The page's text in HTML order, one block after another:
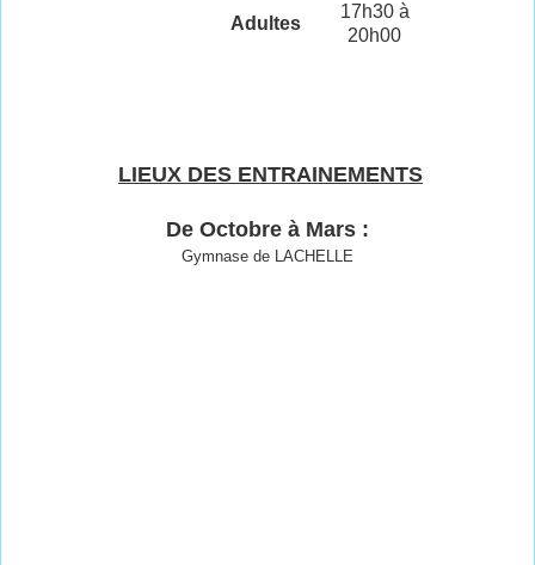
Adultes
17h30 à
20h00
LIEUX DES ENTRAINEMENTS
De Octobre à Mars :
Gymnase de LACHELLE